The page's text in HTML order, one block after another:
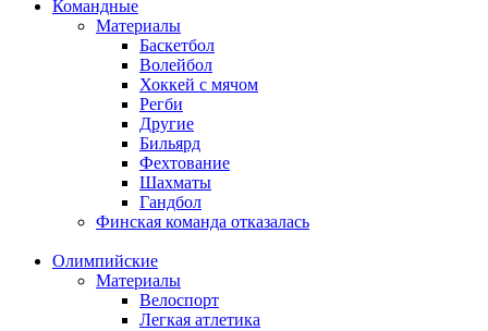
Командные
Материалы
Баскетбол
Волейбол
Хоккей с мячом
Регби
Другие
Бильярд
Фехтование
Шахматы
Гандбол
Финская команда отказалась
Олимпийские
Материалы
Велоспорт
Легкая атлетика